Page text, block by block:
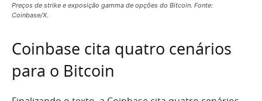
Preços de strike e exposição gamma de opções do Bitcoin. Fonte:
Coinbase/X.
Coinbase cita quatro cenários
para o Bitcoin